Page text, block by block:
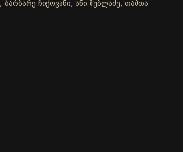
ჩიქოვანი, ანი შუბლაძე, თამთა